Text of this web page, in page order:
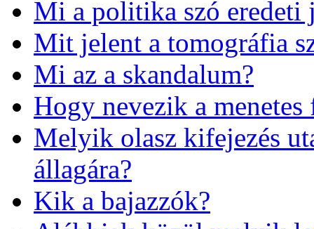
Mi a politika szó eredeti
Mit jelent a tomográfia
Mi az a skandalum?
Hogy nevezik a
Melyik olasz kifejezés
állagára?
Kik a bajazzók?